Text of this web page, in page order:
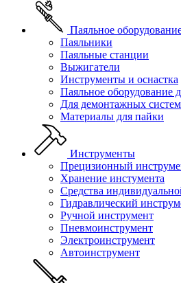
Паяльное
Паяльники
Паяльные станции
Выжигатели
Инструменты и оснастка
Паяльное оборудование
Для демонтажных систем
Материалы для пайки
Инструменты
Прецизионный
Хранение инстумента
Средства
Гидравлический
Ручной инструмент
Пневмоинструмент
Электроинструмент
Автоинструмент